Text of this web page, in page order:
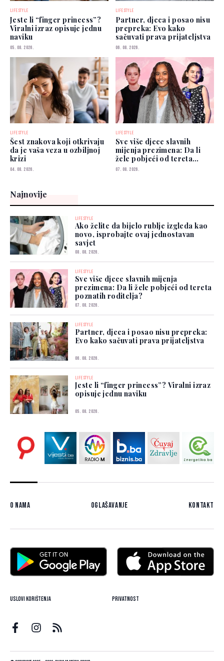
LIFESTYLE
Jeste li “finger princess”?
Viralni izraz opisuje jednu
naviku
05. 08. 2026.
LIFESTYLE
Partner, djeca i posao nisu
prepreka: Evo kako
sačuvati prava prijateljstva
06. 08. 2026.
LIFESTYLE
Šest znakova koji otkrivaju
da je vaša veza u ozbiljnoj
krizi
04. 08. 2026.
LIFESTYLE
Sve više djece slavnih
mijenja prezimena: Da li
žele pobjeći od tereta
poznatih roditelja?
07. 08. 2026.
Najnovije
LIFESTYLE
Ako želite da bijelo rublje izgleda kao
novo, isprobajte ovaj jednostavan
savjet
08. 08. 2026.
LIFESTYLE
Sve više djece slavnih mijenja
prezimena: Da li žele pobjeći od tereta
poznatih roditelja?
07. 08. 2026.
LIFESTYLE
Partner, djeca i posao nisu prepreka:
Evo kako sačuvati prava prijateljstva
06. 08. 2026.
LIFESTYLE
Jeste li “finger princess”? Viralni izraz
opisuje jednu naviku
05. 08. 2026.
O nama Oglašavanje Kontakt
Uslovi korištenja Privatnost